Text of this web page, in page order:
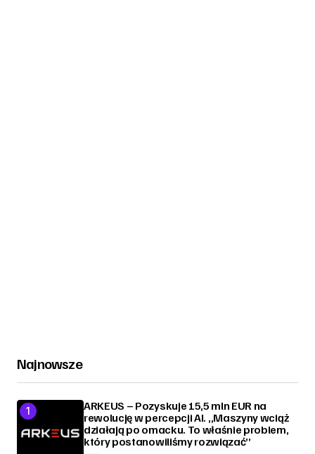
Najnowsze
ARKEUS – Pozyskuje 15,5 mln EUR na
rewolucję w percepcji AI. „Maszyny wciąż
działają po omacku. To właśnie problem,
który postanowiliśmy rozwiązać”